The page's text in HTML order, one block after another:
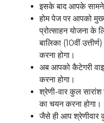
इसके बाद आपके सामने
होम पेज पर आपको
प्रोत्साहन योजना के
बालिका (10वीं
करना होगा।
अब आपको कैटेगरी
करना होगा।
श्रेणी-वार कुल
का चयन करना होगा।
जैसे ही आप श्रेणीवार